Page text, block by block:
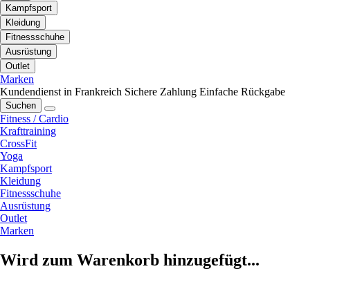
Kampfsport
Kleidung
Fitnessschuhe
Ausrüstung
Outlet
Marken
Kundendienst in Frankreich Sichere Zahlung Einfache Rückgabe
Suchen
Fitness / Cardio
Krafttraining
CrossFit
Yoga
Kampfsport
Kleidung
Fitnessschuhe
Ausrüstung
Outlet
Marken
Wird zum Warenkorb hinzugefügt...